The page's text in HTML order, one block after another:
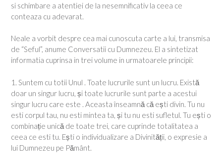
si schimbare a atentiei de la nesemnificativ la ceea ce
conteaza cu adevarat.
Neale a vorbit despre cea mai cunoscuta carte a lui, transmisa
de “Seful”, anume Conversatii cu Dumnezeu. El a sintetizat
informatia cuprinsa in trei volume in urmatoarele principii:
1. Suntem cu totii Unul . Toate lucrurile sunt un lucru. Există
doar un singur lucru, și toate lucrurile sunt parte a acestui
singur lucru care este . Aceasta înseamnă că ești divin. Tu nu
esti corpul tau, nu esti mintea ta, și tu nu esti sufletul. Tu ești o
combinație unică de toate trei, care cuprinde totalitatea a
ceea ce esti tu. Ești o individualizare a Divinității, o expresie a
lui Dumnezeu pe Pământ.